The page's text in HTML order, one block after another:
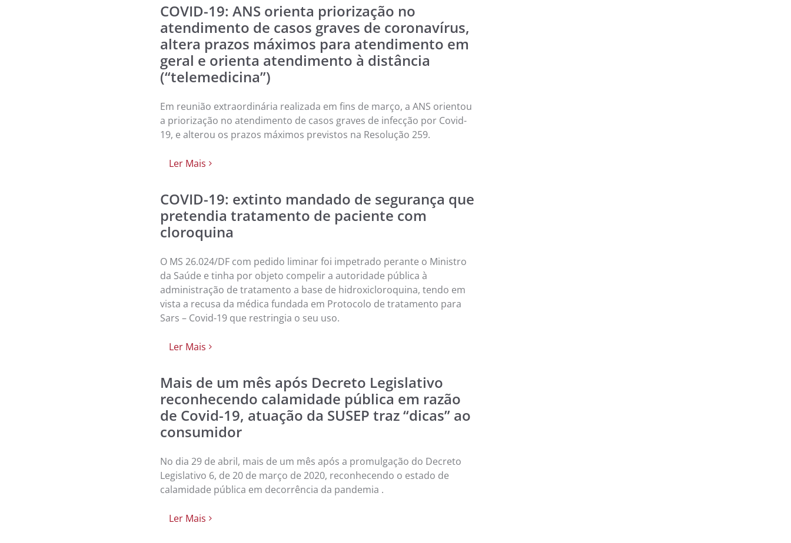
COVID-19: ANS orienta priorização no
atendimento de casos graves de coronavírus,
altera prazos máximos para atendimento em
geral e orienta atendimento à distância
(“telemedicina”)
Em reunião extraordinária realizada em fins de março, a ANS orientou
a priorização no atendimento de casos graves de infecção por Covid-
19, e alterou os prazos máximos previstos na Resolução 259.
Ler Mais
COVID-19: extinto mandado de segurança que
pretendia tratamento de paciente com
cloroquina
O MS 26.024/DF com pedido liminar foi impetrado perante o Ministro
da Saúde e tinha por objeto compelir a autoridade pública à
administração de tratamento a base de hidroxicloroquina, tendo em
vista a recusa da médica fundada em Protocolo de tratamento para
Sars – Covid-19 que restringia o seu uso.
Ler Mais
Mais de um mês após Decreto Legislativo
reconhecendo calamidade pública em razão
de Covid-19, atuação da SUSEP traz “dicas” ao
consumidor
No dia 29 de abril, mais de um mês após a promulgação do Decreto
Legislativo 6, de 20 de março de 2020, reconhecendo o estado de
calamidade pública em decorrência da pandemia .
Ler Mais